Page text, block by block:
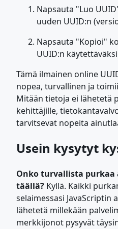
Napsauta "Luo
uuden UUID:n
Napsauta "Kopioi"
UUID:n
Tämä ilmainen online
nopea, turvallinen ja
Mitään tietoja ei lähetetä
kehittäjille,
tarvitsevat nopeita
Usein kysytyt
Onko turvallista
täällä? Kyllä. Kaikki
selaimessasi JavaScriptin
lähetetä millekään
merkkijonot pysyvät